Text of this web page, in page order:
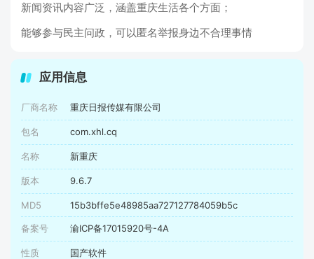
新闻资讯内容广泛，涵盖重庆生活各个方面；
能够参与民主问政，可以匿名举报身边不合理事情
应用信息
厂商名称 重庆日报传媒有限公司
包名 com.xhl.cq
名称 新重庆
版本 9.6.7
MD5 15b3bffe5e48985aa727127784059b5c
备案号 渝ICP备17015920号-4A
性质 国产软件